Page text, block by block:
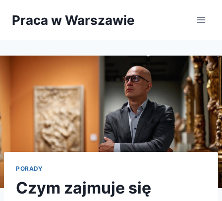
Praca w Warszawie
PORADY
Czym zajmuje się